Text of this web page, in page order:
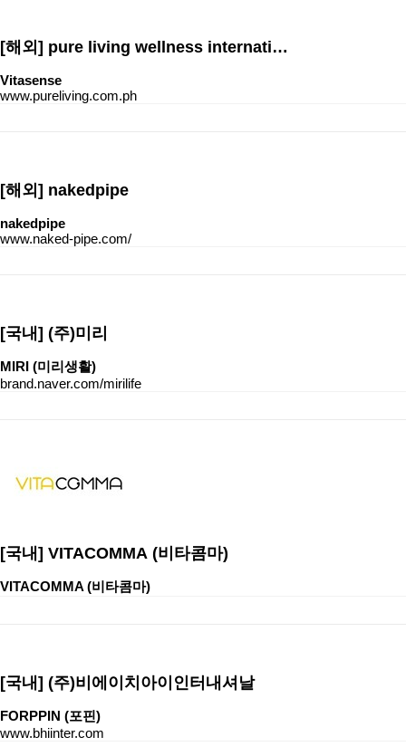
[해외] pure living wellness internati…
Vitasense
www.pureliving.com.ph
[해외] nakedpipe
nakedpipe
www.naked-pipe.com/
[국내] (주)미리
MIRI (미리생활)
brand.naver.com/mirilife
[국내] VITACOMMA (비타콤마)
VITACOMMA (비타콤마)
[국내] (주)비에이치아이인터내셔날
FORPPIN (포핀)
www.bhiinter.com